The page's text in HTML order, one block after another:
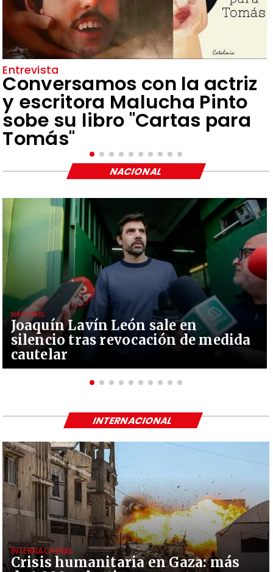
Entrevista
Conversamos con la actriz
y escritora Malucha Pinto
sobe su libro "Cartas para
Tomás"
Joaquín Lavín León sale en
silencio tras revocación de medida
cautelar
NACIONAL
NACIONAL
Crisis humanitaria en Gaza: más
INTERNACIONAL
INTERNACIONAL